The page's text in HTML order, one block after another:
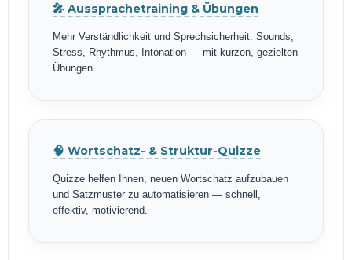
🎤 Aussprachetraining & Übungen
Mehr Verständlichkeit und Sprechsicherheit: Sounds,
Stress, Rhythmus, Intonation — mit kurzen, gezielten
Übungen.
🧠 Wortschatz- & Struktur-Quizze
Quizze helfen Ihnen, neuen Wortschatz aufzubauen
und Satzmuster zu automatisieren — schnell,
effektiv, motivierend.